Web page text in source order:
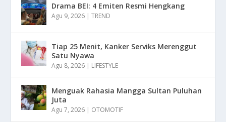
Drama BEI: 4 Emiten Resmi Hengkang
Agu 9, 2026 |TREND
Tiap 25 Menit, Kanker Serviks Merenggut
Satu Nyawa
Agu 8, 2026 | LIFESTYLE
Menguak Rahasia Mangga Sultan Puluhan
Juta
Agu 7, 2026 | OTOMOTIF